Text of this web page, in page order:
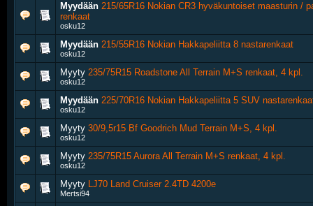
Myydään 215/65R16 Nokian CR3 hyväkuntoiset maasturin /
renkaat
osku12
Myydään 215/55R16 Nokian Hakkapeliitta 8 nastarenkaat
osku12
Myyty 235/75R15 Roadstone All Terrain M+S renkaat, 4 kpl.
osku12
Myydään 225/70R16 Nokian Hakkapeliitta 5 SUV
osku12
Myyty 30/9,5r15 Bf Goodrich Mud Terrain M+S, 4 kpl.
osku12
Myyty 235/75R15 Aurora All Terrain M+S renkaat, 4 kpl.
osku12
Myyty LJ70 Land Cruiser 2.4TD 4200e
Mertsi94